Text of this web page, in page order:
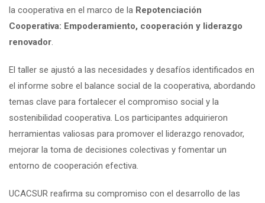
la cooperativa en el marco de la Repotenciación
Cooperativa: Empoderamiento, cooperación y liderazgo
renovador
El taller se ajustó a las necesidades y desafíos identificados en
el informe sobre el balance social de la cooperativa, abordando
temas clave para fortalecer el compromiso social y la
sostenibilidad cooperativa. Los participantes adquirieron
herramientas valiosas para promover el liderazgo renovador,
mejorar la toma de decisiones colectivas y fomentar un
entorno de cooperación efectiva.
UCACSUR reafirma su compromiso con el desarrollo de las